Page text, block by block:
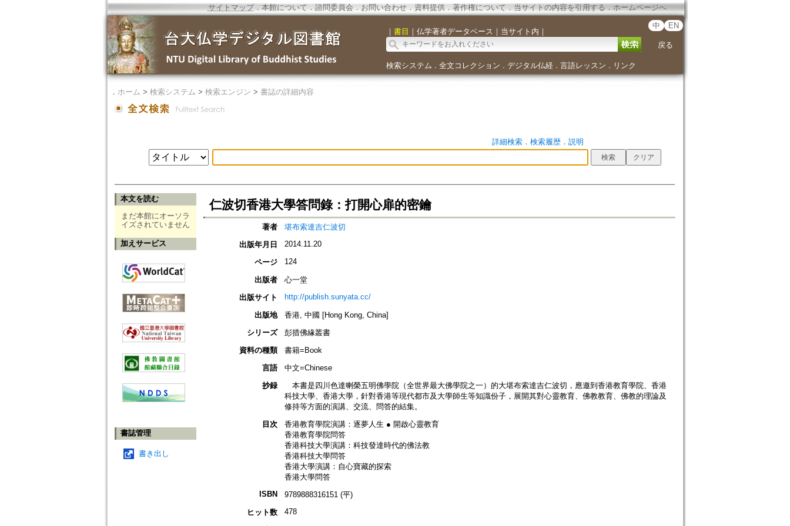
サイトマップ．本館について ． 諮問委員会． お問い合わせ． 資料提供． 著作権について．当サイトの内容を引用する ． ホームページへ
｜ 書目 ｜ 仏学著者データベース ｜ 当サイト内 ｜
中 EN
戻る
検索システム ． 全文コレクション ． デジタル仏経． 言語レッスン ． リンク
． ホーム > 検索システム > 検索エンジン > 書誌の詳細内容
詳細検索． 検索履歴． 説明
本文を読む
まだ本館にオーソラ
イズされていません
加えサービス
書誌管理
書き出し
仁波切香港大學答問錄：打開心扉的密鑰
著者
堪布索達吉仁波切
出版年月日
2014.11.20
ページ 124
出版者
心一堂
出版サイト
http://publish.sunyata.cc/
出版地
香港, 中國 [Hong Kong, China]
シリーズ
彭措佛緣叢書
資料の種類
書籍=Book
言語
中文=Chinese
抄録
本書是四川色達喇榮五明佛學院（全世界最大佛學院之一）的大堪布索達吉仁波切，應邀到香港教育學院、香港
科技大學、香港大學，針對香港等現代都市及大學師生等知識份子，展開其對心靈教育、佛教教育、佛教的理論及
修持等方面的演講、交流、問答的結集。
目次
香港教育學院演講：逐夢人生 ● 開啟心靈教育
香港教育學院問答
香港科技大學演講：科技發達時代的佛法教
香港科技大學問答
香港大學演講：自心寶藏的探索
香港大學問答
ISBN
9789888316151 (平)
ヒット数
478